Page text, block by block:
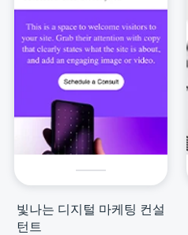
빛나는 디지털 마케팅 컨설
턴트